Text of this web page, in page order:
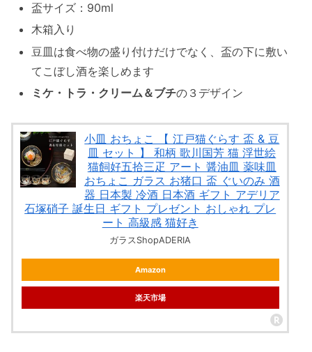
盃サイズ：90ml
木箱入り
豆皿は食べ物の盛り付けだけでなく、盃の下に敷い
てこぼし酒を楽しめます
ミケ・トラ・クリーム＆ブチの３デザイン
小皿 おちょこ 【 江戸猫ぐらす 盃 & 豆
皿 セット 】 和柄 歌川国芳 猫 浮世絵
猫飼好五拾三疋 アート 醤油皿 薬味皿
おちょこ ガラス お猪口 盃 ぐいのみ 酒
器 日本製 冷酒 日本酒 ギフト アデリア
石塚硝子 誕生日 ギフト プレゼント おしゃれ プレ
ート 高級感 猫好き
ガラスShopADERIA
Amazon
楽天市場